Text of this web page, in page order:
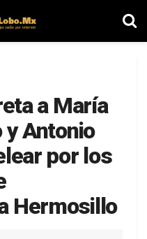
a María
y Antonio
por los
Hermosillo